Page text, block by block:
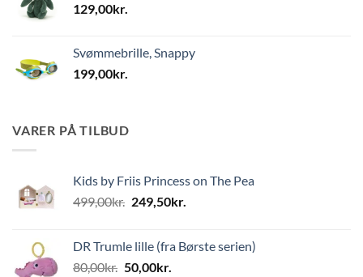
129,00kr.
Svømmebrille, Snappy
199,00kr.
VARER PÅ TILBUD
Kids by Friis Princess on The Pea
499,00kr. Den
var:
499,00kr..
249,50kr.
er:
DR Trumle lille (fra Børste serien)
80,00kr. Den
50,00kr.